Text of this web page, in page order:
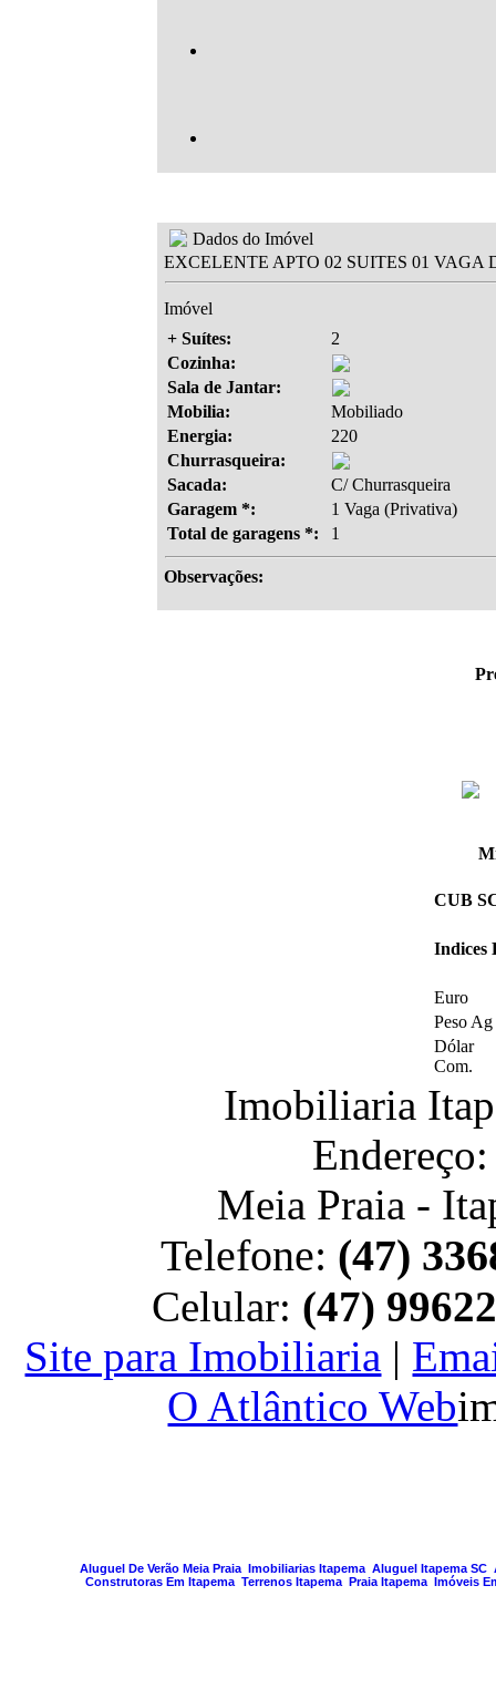
Dados do Imóvel
EXCELENTE APTO 02 SUITES 01 VAGA
Imóvel
+ Suítes:
2
Cozinha:
Sala de Jantar:
Mobilia:
Mobiliado
Energia:
220
Churrasqueira:
Sacada:
C/ Churrasqueira
Garagem *:
1 Vaga (Privativa)
Total de garagens *:
1
Observações:
CUB
Indices
Euro
Peso Ag
Dólar
Com.
Imobiliaria
Meia Praia -
Telefone: (47)
Celular: (47)
Site para Imobiliaria |
O Atlântico Web
Aluguel Itapema SC
Imobiliarias Itapema
Aluguel De Verão Meia Praia
Imóveis
Praia Itapema
Terrenos Itapema
Construtoras Em Itapema